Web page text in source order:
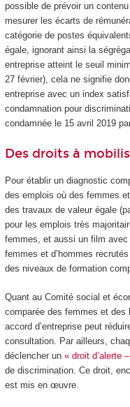
possible de prévoir un
mesurer les écarts de
catégorie de postes
égale, ignorant ainsi la
entreprise atteint le seuil
27 février), cela ne signifie
entreprise avec un index
condamnation pour
condamnée le 15 avril 2019
Des droits à
Pour établir un diagnostic
des emplois où des femmes
des travaux de valeur égale
pour les emplois très
femmes, et aussi un film
femmes et d’hommes
des niveaux de formation
Quant au Comité social et
comparée des femmes et des
accord d’entreprise peut
consultation. Par ailleurs,
déclencher un « droit d’alerte
de discrimination. Ce droit,
est mis en œuvre.